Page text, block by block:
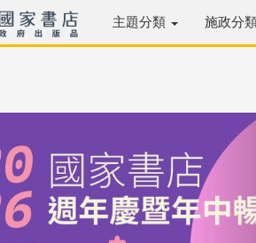
主題分類 施政分